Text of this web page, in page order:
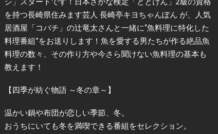
を持つ長崎県住みます芸人 長崎亭キヨちゃんぽん が、人気
居酒屋「コバチ」の辻竜太さんと一緒に“魚料理に特化した
料理番組”をお送りします！魚を愛する男たちが作る絶品魚
料理の数々、その作り方や今さら聞けない魚料理の基本も
教えます！
【四季が紡ぐ物語 ～冬の章～】
温かい鍋や布団が恋しい季節、冬。
おうちにいても冬を満喫できる番組をセレクション。